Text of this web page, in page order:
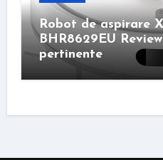
Robot de aspirare
BHR8629EU
pertinente